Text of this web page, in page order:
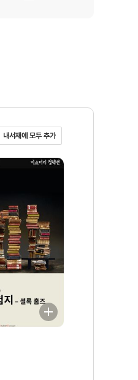
내서재에 모두 추가